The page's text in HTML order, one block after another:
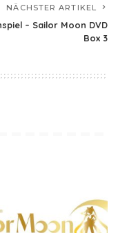
NÄCHSTER ARTIKEL
– Sailor Moon DVD
Box 3